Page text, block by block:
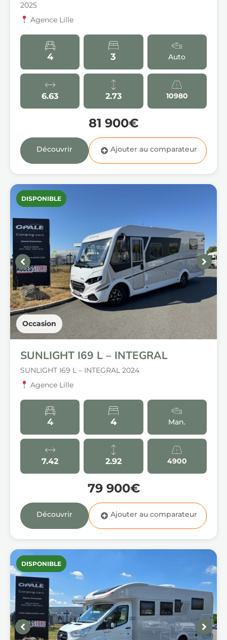
2025
Agence Lille
4 3 Auto
6.63 2.73 10980
81 900€
Découvrir
Occasion
DISPONIBLE
SUNLIGHT I69 L – INTEGRAL
SUNLIGHT I69 L – INTEGRAL 2024
Agence Lille
4 4 Man.
7.42 2.92 4900
79 900€
Découvrir
DISPONIBLE